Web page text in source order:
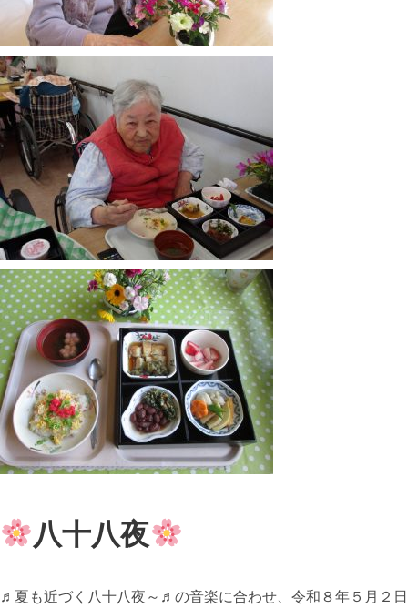
八十八夜
♬夏も近づく八十八夜～♬の音楽に合わせ、令和８年５月２日